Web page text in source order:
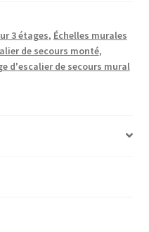
3 étages, Échelles murales
de secours monté,
d'escalier de secours mural